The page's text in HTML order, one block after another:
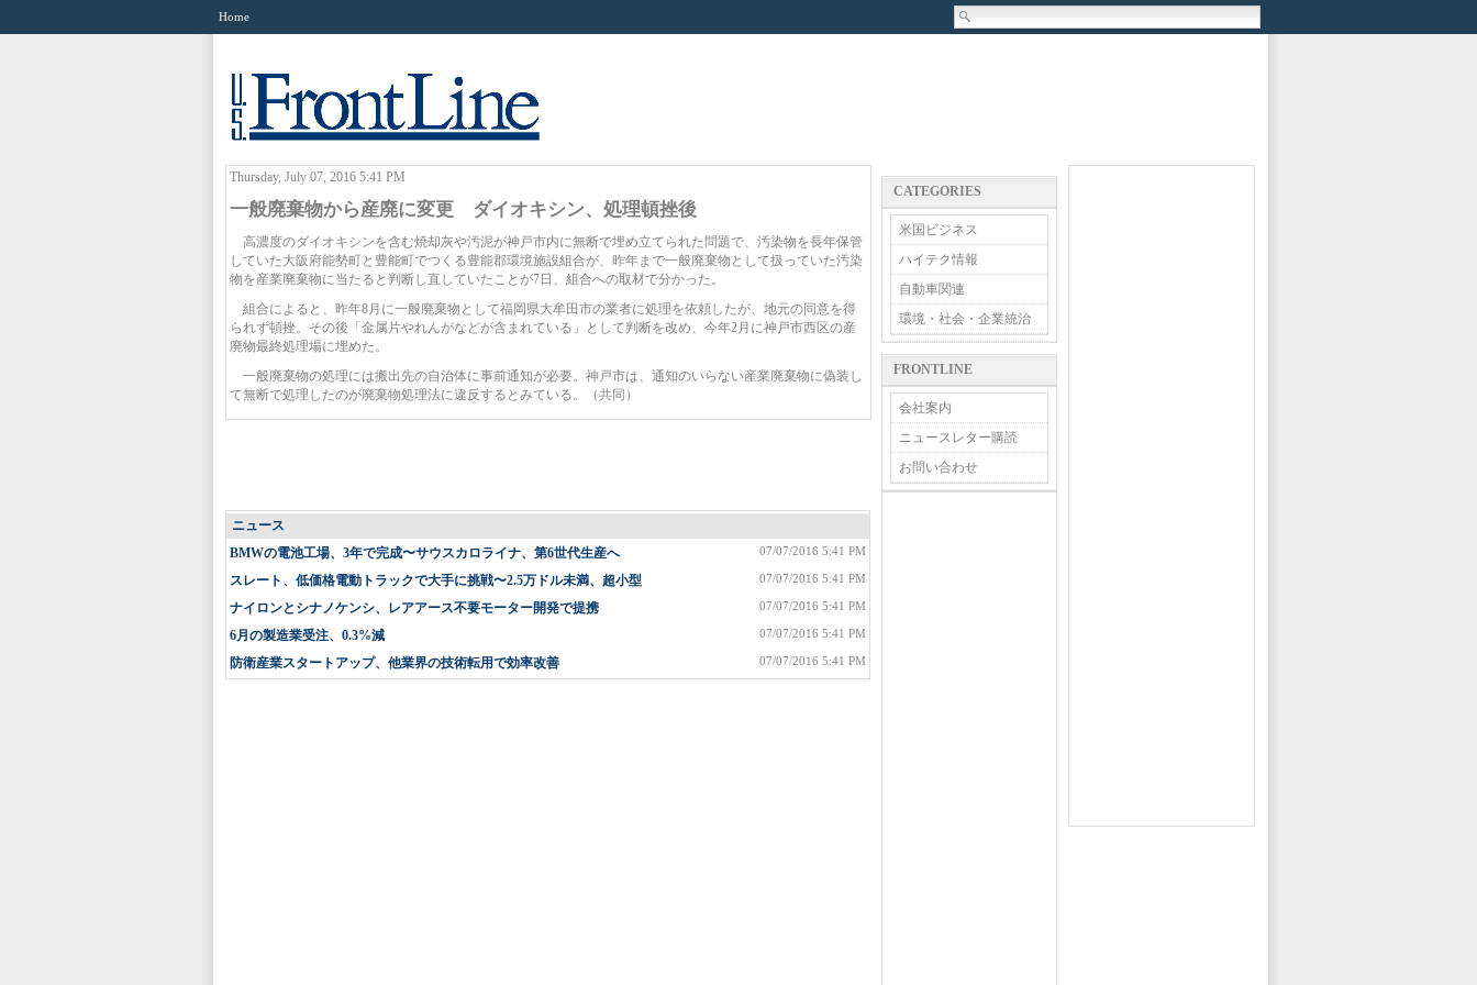
Home
Thursday, July 07, 2016 5:41 PM
一般廃棄物から産廃に変更 ダイオキシン、処理頓挫後
高濃度のダイオキシンを含む焼却灰や汚泥が神戸市内に無断で埋め立てられた問題で、汚染物を長年保管
していた大阪府能勢町と豊能町でつくる豊能郡環境施設組合が、昨年まで一般廃棄物として扱っていた汚染
物を産業廃棄物に当たると判断し直していたことが7日、組合への取材で分かった。
組合によると、昨年8月に一般廃棄物として福岡県大牟田市の業者に処理を依頼したが、地元の同意を得
られず頓挫。その後「金属片やれんがなどが含まれている」として判断を改め、今年2月に神戸市西区の産
廃物最終処理場に埋めた。
一般廃棄物の処理には搬出先の自治体に事前通知が必要。神戸市は、通知のいらない産業廃棄物に偽装し
て無断で処理したのが廃棄物処理法に違反するとみている。（共同）
ニュース
07/07/2016 5:41 PM
BMWの電池工場、3年で完成〜サウスカロライナ、第6世代生産へ
07/07/2016 5:41 PM
スレート、低価格電動トラックで大手に挑戦〜2.5万ドル未満、超小型
07/07/2016 5:41 PM
ナイロンとシナノケンシ、レアアース不要モーター開発で提携
07/07/2016 5:41 PM
6月の製造業受注、0.3%減
07/07/2016 5:41 PM
防衛産業スタートアップ、他業界の技術転用で効率改善
CATEGORIES
米国ビジネス
ハイテク情報
自動車関連
環境・社会・企業統治
FRONTLINE
会社案内
ニュースレター購読
お問い合わせ